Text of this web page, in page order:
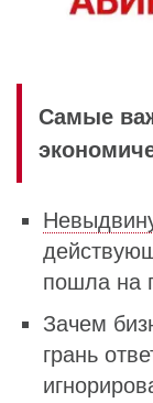
Самые
пошла на
Зачем
грань